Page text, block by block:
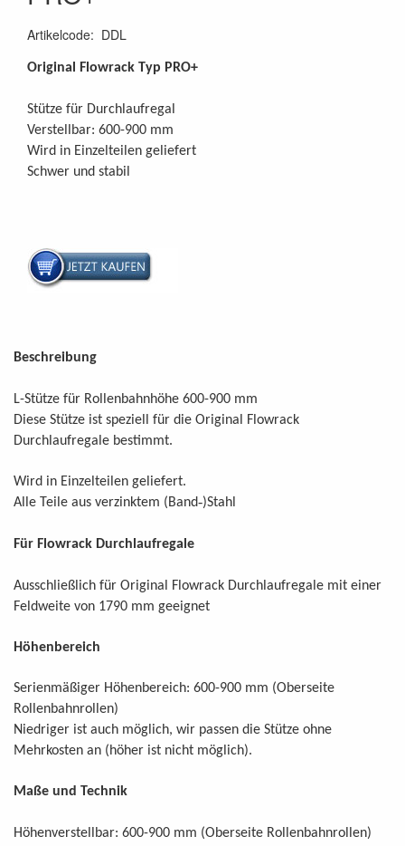
Artikelcode: DDL
Original Flowrack Typ PRO+
Stütze für Durchlaufregal
Verstellbar: 600-900 mm
Wird in Einzelteilen geliefert
Schwer und stabil
Beschreibung
L-Stütze für Rollenbahnhöhe 600-900 mm
Diese Stütze ist speziell für die Original Flowrack
Durchlaufregale bestimmt.
Wird in Einzelteilen geliefert.
Alle Teile aus verzinktem (Band-)Stahl
Für Flowrack Durchlaufregale
Ausschließlich für Original Flowrack Durchlaufregale mit einer
Feldweite von 1790 mm geeignet
Höhenbereich
Serienmäßiger Höhenbereich: 600-900 mm (Oberseite
Rollenbahnrollen)
Niedriger ist auch möglich, wir passen die Stütze ohne
Mehrkosten an (höher ist nicht möglich).
Maße und Technik
Höhenverstellbar: 600-900 mm (Oberseite Rollenbahnrollen)